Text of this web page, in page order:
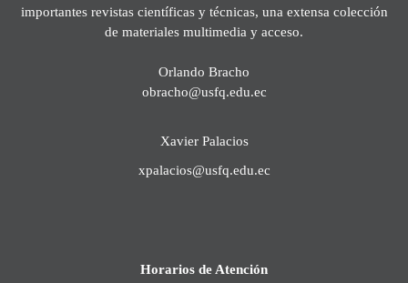
importantes revistas científicas y técnicas, una extensa colección
de materiales multimedia y acceso.
Orlando Bracho
obracho@usfq.edu.ec
Xavier Palacios
xpalacios@usfq.edu.ec
Horarios de Atención